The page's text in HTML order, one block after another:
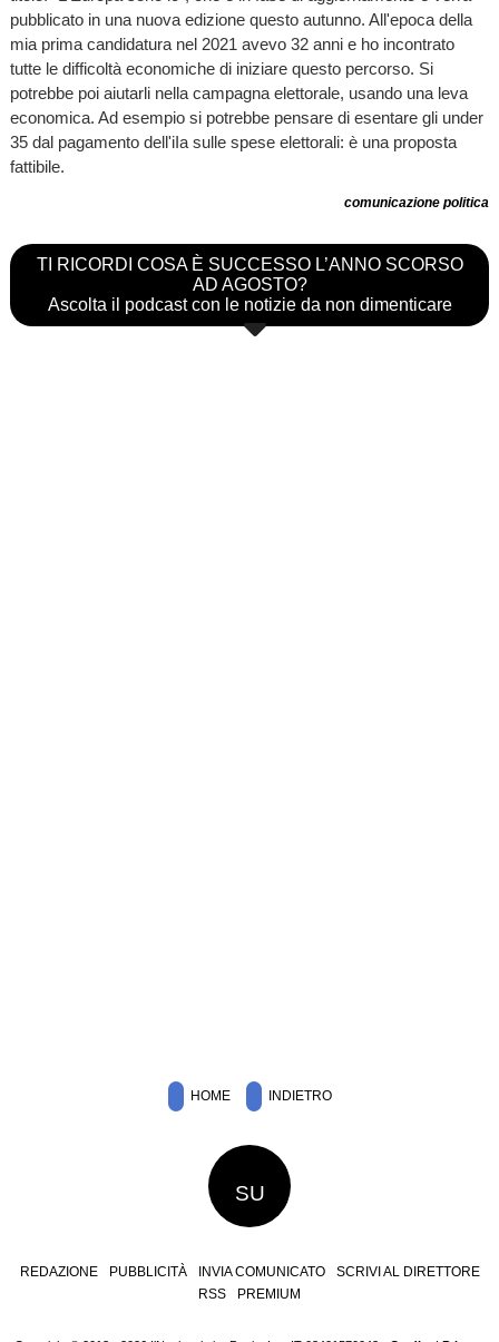
pubblicato in una nuova edizione questo autunno. All'epoca della
mia prima candidatura nel 2021 avevo 32 anni e ho incontrato
tutte le difficoltà economiche di iniziare questo percorso. Si
potrebbe poi aiutarli nella campagna elettorale, usando una leva
economica. Ad esempio si potrebbe pensare di esentare gli under
35 dal pagamento dell'iIa sulle spese elettorali: è una proposta
fattibile.
comunicazione politica
TI RICORDI COSA È SUCCESSO L’ANNO SCORSO
AD AGOSTO?
Ascolta il podcast con le notizie da non dimenticare
HOME INDIETRO
SU
REDAZIONE PUBBLICITÀ INVIA COMUNICATO
SCRIVI AL DIRETTORE
RSS
PREMIUM